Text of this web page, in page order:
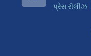
પ્રેસ રીલીઝ